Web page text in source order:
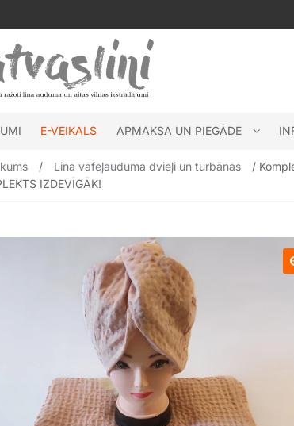
E-VEIKALS APMAKSA UN PIEGĀDE
/ Lina vafeļauduma dvieļi un turbānas
/
IZDEVĪGĀK!